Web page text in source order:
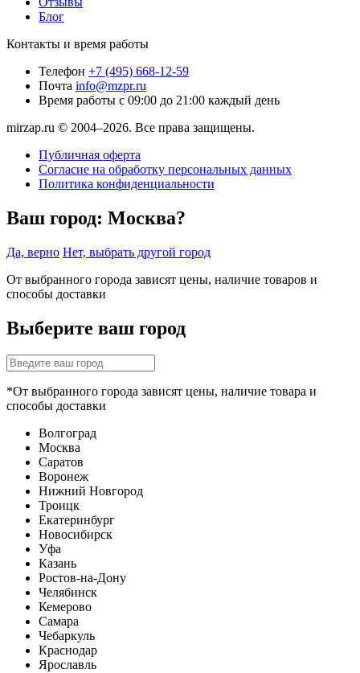
Блог
Контакты и время работы
Телефон +7 (495) 668-12-59
Почта info@mzpr.ru
Время работы с 09:00 до 21:00 каждый день
mirzap.ru © 2004–2026. Все права защищены.
Публичная оферта
Согласие на обработку персональных данных
Политика конфиденциальности
Ваш город: Москва?
Да, верно Нет, выбрать другой город
От выбранного города зависят цены, наличие товаров и
способы доставки
Выберите ваш город
*От выбранного города зависят цены, наличие товара и
способы доставки
Волгоград
Москва
Саратов
Воронеж
Нижний Новгород
Троицк
Екатеринбург
Новосибирск
Уфа
Казань
Ростов-на-Дону
Челябинск
Кемерово
Самара
Чебаркуль
Краснодар
Ярославль